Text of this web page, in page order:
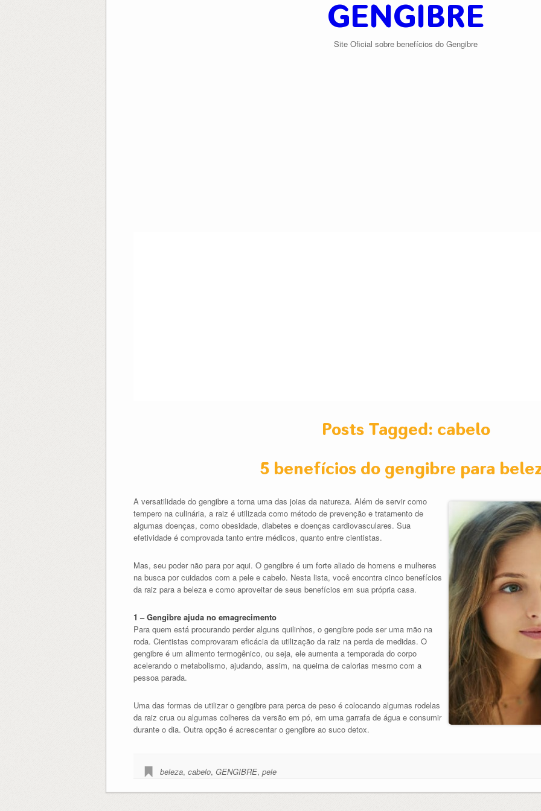
GENGIBRE
Site Oficial sobre benefícios do Gengibre
Posts Tagged: cabelo
5 benefícios do gengibre para
A versatilidade do gengibre a torna uma das joias da natureza. Além de servir como
tempero na culinária, a raiz é utilizada como método de prevenção e tratamento de
algumas doenças, como obesidade, diabetes e doenças cardiovasculares. Sua
efetividade é comprovada tanto entre médicos, quanto entre cientistas.
Mas, seu poder não para por aqui. O gengibre é um forte aliado de homens e mulheres
na busca por cuidados com a pele e cabelo. Nesta lista, você encontra cinco benefícios
da raiz para a beleza e como aproveitar de seus benefícios em sua própria casa.
1 – Gengibre ajuda no emagrecimento
Para quem está procurando perder alguns quilinhos, o gengibre pode ser uma mão na
roda. Cientistas comprovaram eficácia da utilização da raiz na perda de medidas. O
gengibre é um alimento termogênico, ou seja, ele aumenta a temporada do corpo
acelerando o metabolismo, ajudando, assim, na queima de calorias mesmo com a
pessoa parada.
Uma das formas de utilizar o gengibre para perca de peso é colocando algumas rodelas
da raiz crua ou algumas colheres da versão em pó, em uma garrafa de água e consumir
durante o dia. Outra opção é acrescentar o gengibre ao suco detox.
beleza, cabelo, GENGIBRE, pele